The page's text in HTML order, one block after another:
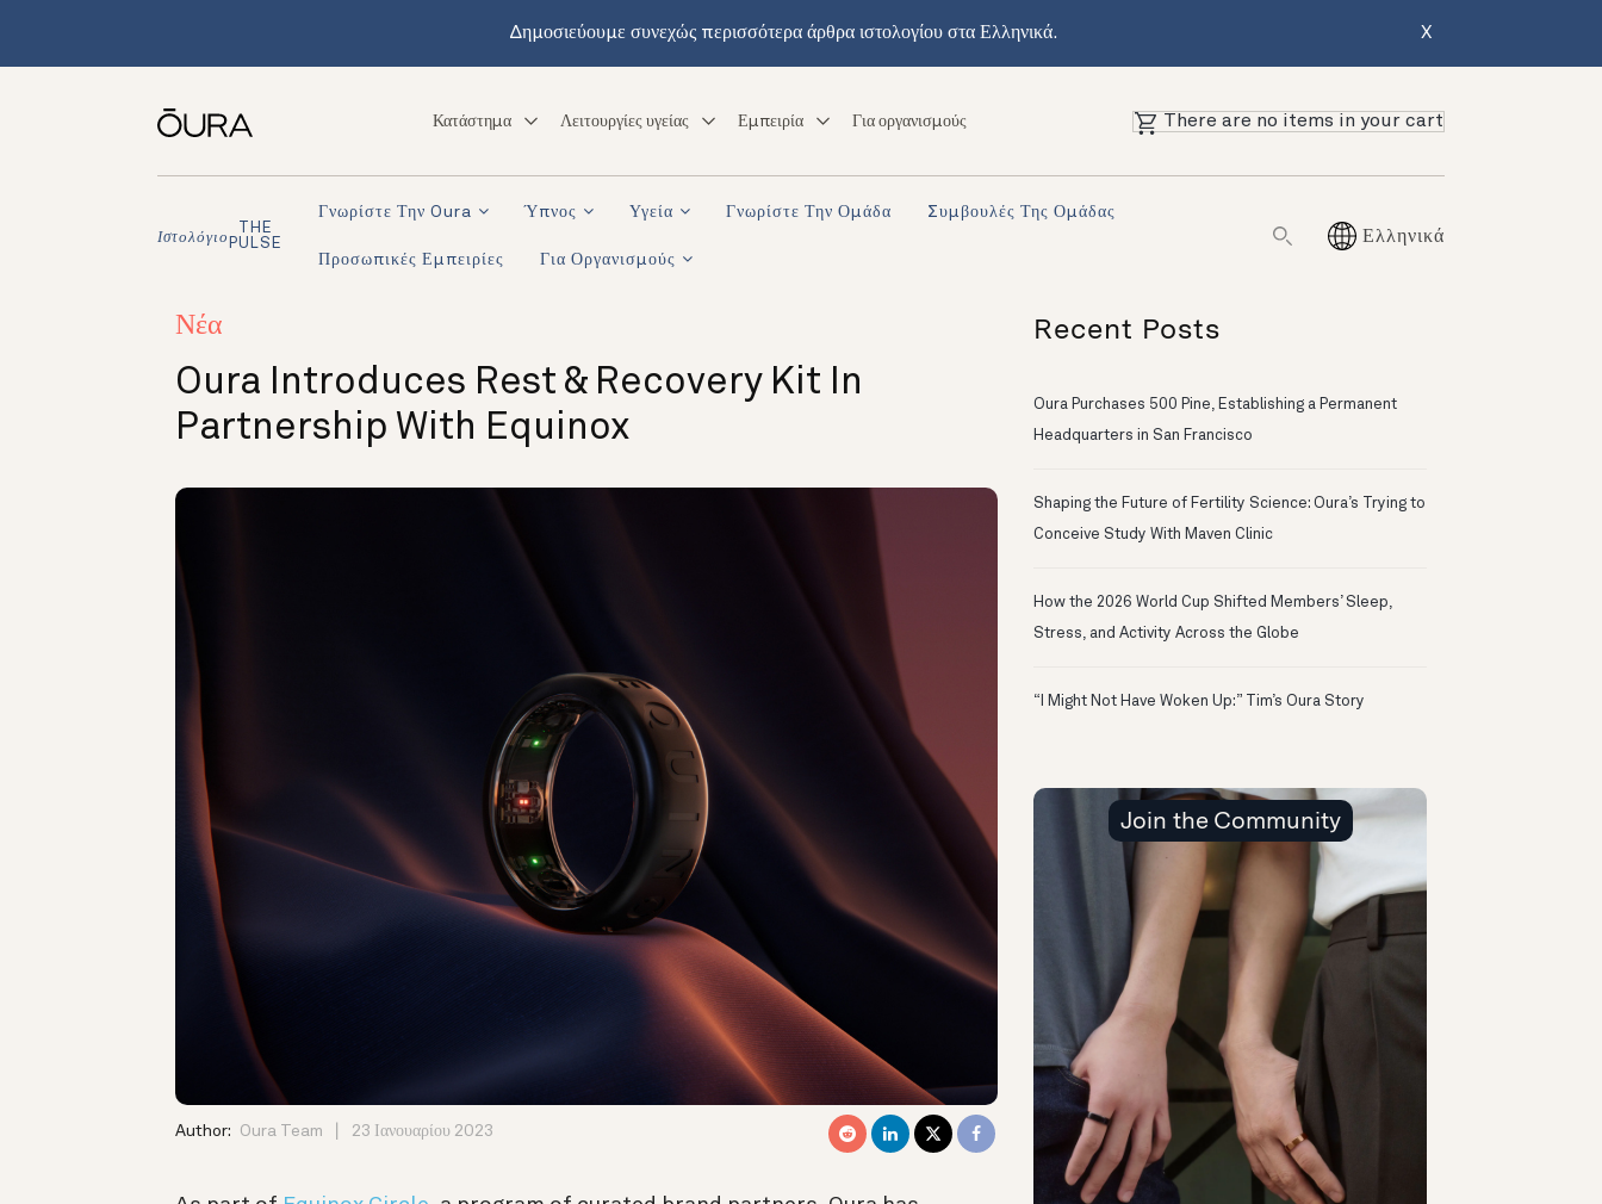
Δημοσιεύουμε συνεχώς περισσότερα άρθρα ιστολογίου στα Ελληνικά. X
Κατάστημα Λειτουργίες υγείας Εμπειρία Για οργανισμούς There are no items in your cart
Ιστολόγιο
THE
PULSE
Γνωρίστε Την Oura Ύπνος Υγεία Γνωρίστε Την Ομάδα Συμβουλές Της Ομάδας
Προσωπικές Εμπειρίες Για Οργανισμούς
Ελληνικά
Νέα
Oura Introduces Rest & Recovery Kit In
Partnership With Equinox
Author: Oura Team 23 Ιανουαρίου 2023
Recent Posts
Oura Purchases 500 Pine, Establishing a Permanent
Headquarters in San Francisco
Shaping the Future of Fertility Science: Oura’s Trying to
Conceive Study With Maven Clinic
How the 2026 World Cup Shifted Members’ Sleep,
Stress, and Activity Across the Globe
“I Might Not Have Woken Up:” Tim’s Oura Story
Join the Community